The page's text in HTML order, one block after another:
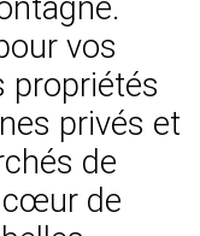
vos
propriétés
privés et
de
cœur de